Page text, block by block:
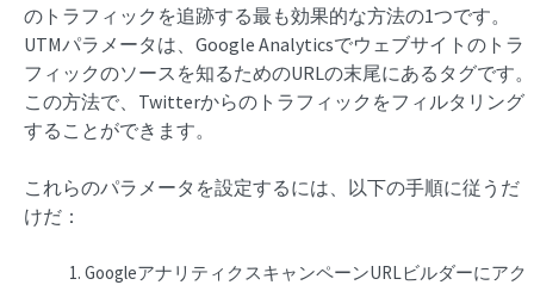
のトラフィックを追跡する最も効果的な方法の1つです。
UTMパラメータは、Google Analyticsでウェブサイトのトラ
フィックのソースを知るためのURLの末尾にあるタグです。
この方法で、Twitterからのトラフィックをフィルタリング
することができます。
これらのパラメータを設定するには、以下の手順に従うだ
けだ：
GoogleアナリティクスキャンペーンURLビルダーにアク